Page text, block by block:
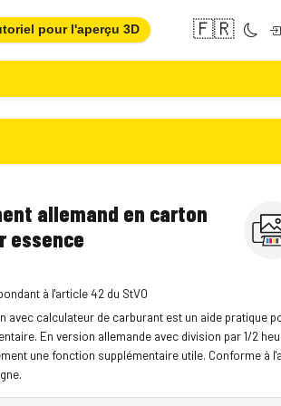
pour l'aperçu 3D 🇫🇷
allemand en carton
essence
à l'article 42 du StVO
avec calculateur de carburant est un aide pratique
En version allemande avec division par 1/2
une fonction supplémentaire utile. Conforme à